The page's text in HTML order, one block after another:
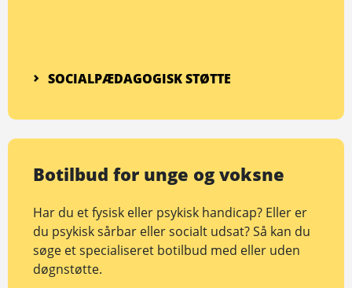
SOCIALPÆDAGOGISK STØTTE
Botilbud for unge og voksne
Har du et fysisk eller psykisk handicap? Eller er
du psykisk sårbar eller socialt udsat? Så kan du
søge et specialiseret botilbud med eller uden
døgnstøtte.